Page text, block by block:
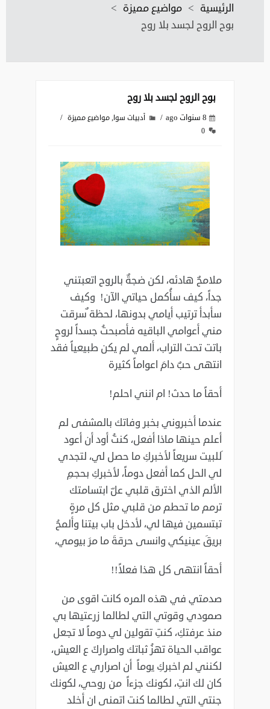
الرئيسية > مواضيع مميزة >
بوح الروح لجسد بلا روح
بوح الروح لجسد بلا روح
8 سنوات ago أدبيات سوا,مواضيع مميزة
0
ملامحٌ هادئه، لكن ضجةٌ بالروح اتعبتني
جداً، كيف سأُكمل حياتي الآن! وكيف
سأبدأ ترتيب أيامي بدونها، لحظة ٌسرقت
مني أعوامي الباقيه فأصبحتُ جسداً لروحٍ
باتت تحت التراب، ألمي لم يكن طبيعياً فقد
انتهى حبٌ دامَ اعواماً كثيرة
أحقاً ما حدث! ام انني احلم!
عندما أخبروني بخبر وفاتك بالمشفى لم
أعلم حينها ماذا أفعل، كنتُ أود أن أعود
َللبيت سريعاً لأخبركِ ما حصل لي، لتجدي
لي الحل كما أفعل دوماً، لأخبركِ بحجمِ
الألم الذي اخترق قلبي علّ ابتسامتك
ترمم ما تحطم من قلبي مثل كل مرةٍ
تبتسمين فيها لي، لأدخل باب بيتنا وألمحُ
بريقَ عينيكي وانسى حرقةَ ما مرَ بيومي،
أحقاً انتهى كل هذا فعلاً!!
صدمتي في هذه المره كانت اقوى من
صمودي وقوتي التي لطالما زرعتيها بي
منذ عرفتكِ، كنتِ تقولين لي دوماً لا تجعل
عواقب الحياة تهزُ ثباتك واصراركَ ع العيش،
لكنني لم اخبركِ يوماً أن اصراري ع العيش
كان لك انتِ، لكونك جزءاً من روحي، لكونك
جنتي التي لطالما كنت اتمنى ان أخلد